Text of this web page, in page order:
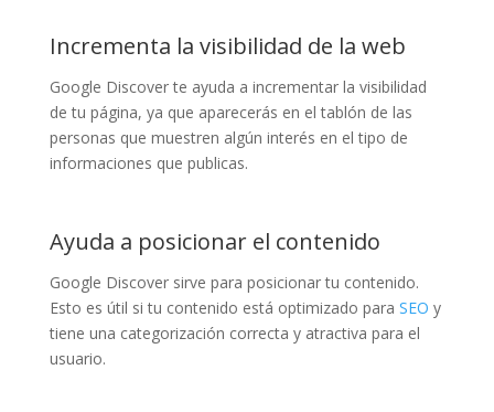
Incrementa la visibilidad de la web
Google Discover te ayuda a incrementar la visibilidad
de tu página, ya que aparecerás en el tablón de las
personas que muestren algún interés en el tipo de
informaciones que publicas.
Ayuda a posicionar el contenido
Google Discover sirve para posicionar tu contenido.
Esto es útil si tu contenido está optimizado para SEO y
tiene una categorización correcta y atractiva para el
usuario.